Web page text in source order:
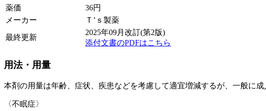
薬価
36円
メーカー
Ｔ’ｓ製薬
最終更新
2025年09月改訂(第2版)
添付文書のPDFはこちら
用法・用量
本剤の用量は年齢、症状、疾患などを考慮して適宜増減するが、一般に成
〈不眠症〉